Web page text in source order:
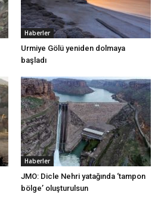
Haberler
Urmiye Gölü yeniden dolmaya
başladı
Haberler
JMO: Dicle Nehri yatağında ‘tampon
bölge’ oluşturulsun